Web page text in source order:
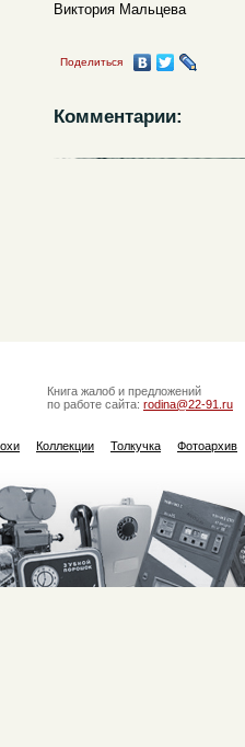
Виктория Мальцева
Поделиться
Комментарии:
Книга жалоб и предложений
по работе сайта: rodina@22-91.ru
Коллекции Толкучка Фотоархив